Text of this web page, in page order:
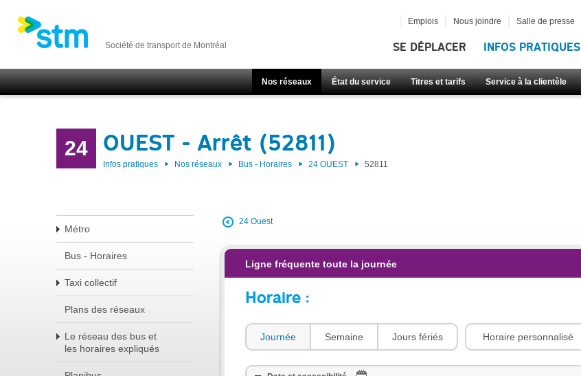
Société de transport de Montréal SE DÉPLACER INFOS PRATIQUES
Nos réseaux État du service Titres et tarifs Service à la clientèle
Emplois Nous joindre Salle de presse
24 OUEST - Arrêt (52811)
Infos pratiques Nos réseaux Bus - Horaires 24 OUEST 52811
Métro
Bus - Horaires
Taxi collectif
Plans des réseaux
Le réseau des bus et
les horaires expliqués
24 Ouest
Ligne fréquente toute la journée
Horaire :
Journée Semaine Jours fériés Horaire personnalisé